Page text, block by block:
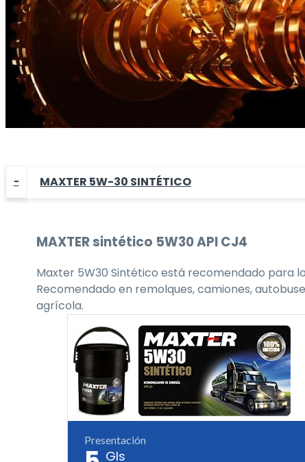
MAXTER 5W-30 SINTÉTICO
MAXTERsintético 5W30API CJ4
Maxter 5W30 Sintético está recomendado para
Recomendado en remolques, camiones,
agrícola.
Presentación
Gls